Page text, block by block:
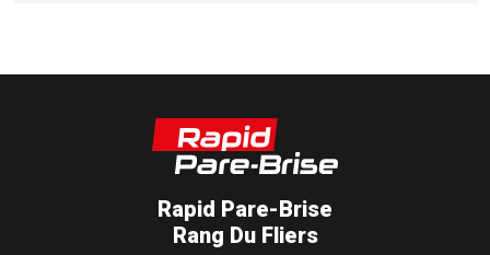
Rapid Pare-Brise
Rang Du Fliers